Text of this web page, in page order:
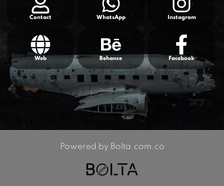
Contact WhatsApp Instagram
Web Behance Facebook
Powered by Bolta.com.co